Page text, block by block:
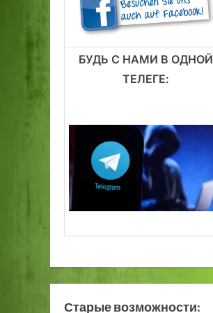
БУДЬ С НАМИ В ОДНОЙ
ТЕЛЕГЕ:
Старые возможности: